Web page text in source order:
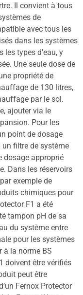
Il convient à tous
de
avec tous les
dans les systèmes
types d’eau, y
Une seule dose de
propriété de
de 130 litres,
par le sol.
ajouter via le
Pour les
point de dosage
un filtre de système
dosage approprié
Dans les réservoirs
exemple de
chimiques pour
F1 a été
tampon pH de sa
du système entre
pour les systèmes
à la norme BS
doivent être vérifiés
peut être
Fernox Protector